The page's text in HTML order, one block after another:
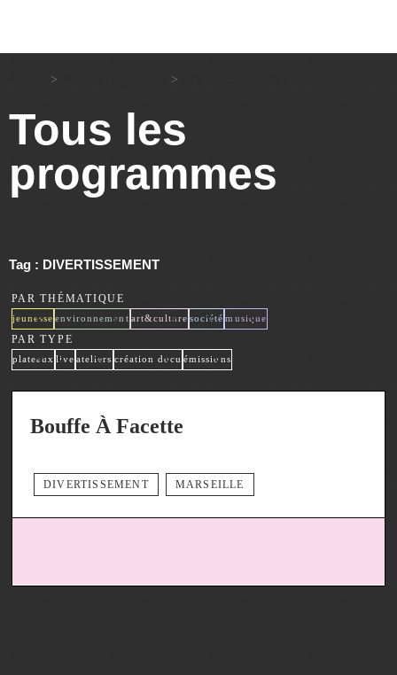
> >
Tous les
programmes
Tag : DIVERTISSEMENT
PAR THÉMATIQUE
jeunesse
x environnement
x art&culture
x société
x musique
x
PAR TYPE
plateaux
x live
x ateliers
x création docu
x émissions
x
Bouffe À Facette
DIVERTISSEMENT MARSEILLE